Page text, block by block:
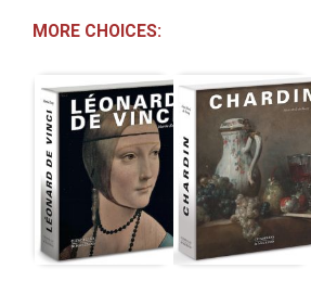
MORE CHOICES: